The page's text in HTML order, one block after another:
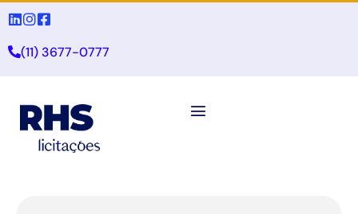
(11) 3677-0777